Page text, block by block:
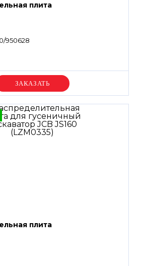
плита
950628
Уточняйте цену
плита